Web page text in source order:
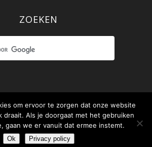
ZOEKEN
/ .be in samenwerking metStichting Uit
der Waarheid|Disclaimer
om ervoor te zorgen dat onze website
draait. Als je doorgaat met het gebruiken
gaan we er vanuit dat ermee instemt.
Ok Privacy policy